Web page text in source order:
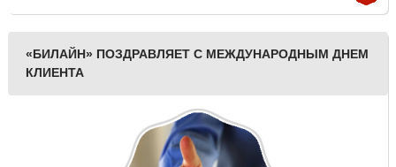
«БИЛАЙН» ПОЗДРАВЛЯЕТ С МЕЖДУНАРОДНЫМ ДНЕМ
КЛИЕНТА